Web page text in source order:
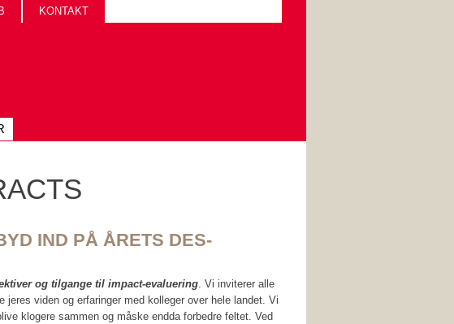
KONTAKT
IND PÅ ÅRETS DES-
og tilgange til impact-evaluering. Vi inviterer alle
viden og erfaringer med kolleger over hele landet. Vi
klogere sammen og måske endda forbedre feltet. Ved